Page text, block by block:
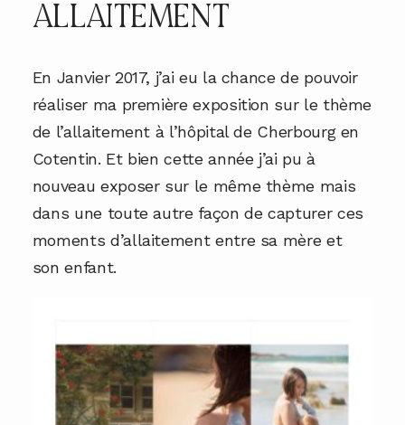
ALLAITEMENT
En Janvier 2017, j’ai eu la chance de pouvoir
réaliser ma première exposition sur le thème
de l’allaitement à l’hôpital de Cherbourg en
Cotentin. Et bien cette année j’ai pu à
nouveau exposer sur le même thème mais
dans une toute autre façon de capturer ces
moments d’allaitement entre sa mère et
son enfant.
GALERIES CLIENTS
RÉSERVER